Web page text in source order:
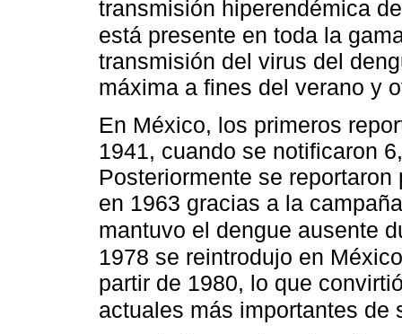
transmisión hiperendémica
está presente en toda la
transmisión del virus del
máxima a fines del verano y
En México, los primeros
1941, cuando se notificaron
Posteriormente se
en 1963 gracias a la
mantuvo el dengue ausente
1978 se reintrodujo en
partir de 1980, lo que
actuales más importantes